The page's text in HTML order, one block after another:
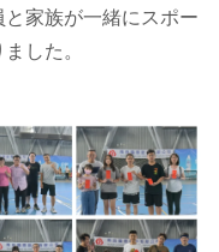
家族が一緒にスポー
した。